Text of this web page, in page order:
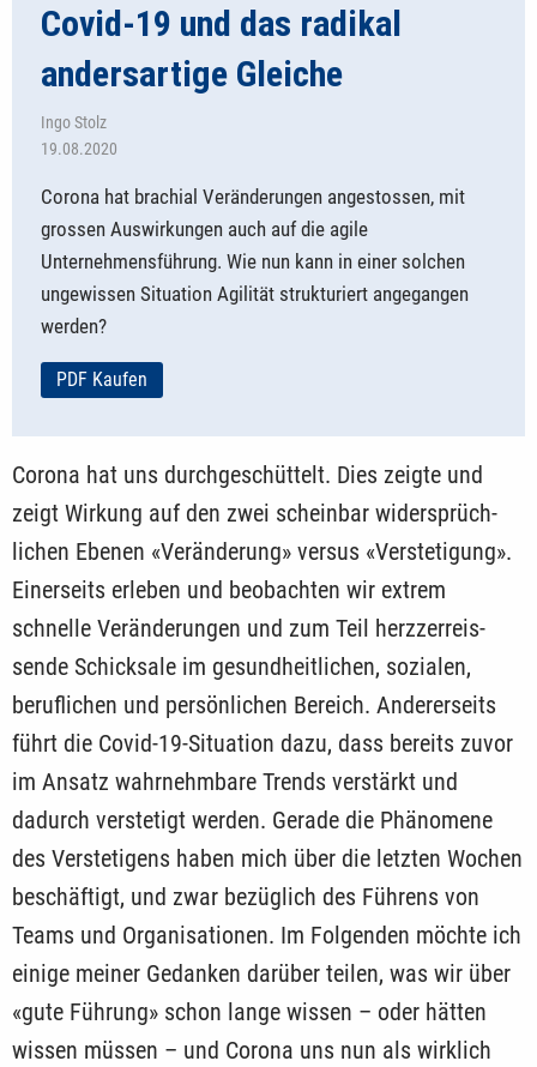
Covid-19 und das radikal
andersartige Gleiche
Ingo Stolz
19.08.2020
Corona hat brachial Veränderungen angestos­sen, mit
grossen Auswirkungen auch auf die agile
Unternehmensführung. Wie nun kann in einer solchen
ungewissen Situation Agilität strukturiert angegangen
werden?
PDF Kaufen
Corona hat uns durchgeschüttelt. Dies zeigte und
zeigt Wirkung auf den zwei scheinbar widersprüch­
lichen Ebenen «Veränderung» versus «Verstetigung».
Einerseits erleben und beobachten wir extrem
schnelle Veränderungen und zum Teil herzzerreis­
sende Schicksale im gesundheitlichen, sozialen,
beruflichen und persönlichen Bereich. Andererseits
führt die Covid-19-Situation dazu, dass bereits zuvor
im Ansatz wahrnehmbare Trends verstärkt und
dadurch verstetigt werden. Gerade die Phänomene
des Verstetigens haben mich über die letzten Wochen
beschäftigt, und zwar bezüglich des Führens von
Teams und Organisationen. Im Folgenden möchte ich
einige meiner Gedanken darüber teilen, was wir über
«gute Führung» schon lange wissen – oder hätten
wissen müssen – und Corona uns nun als wirklich